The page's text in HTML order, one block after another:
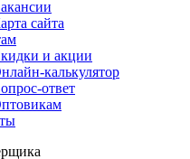
сайта
и акции
калькулятор
ответ